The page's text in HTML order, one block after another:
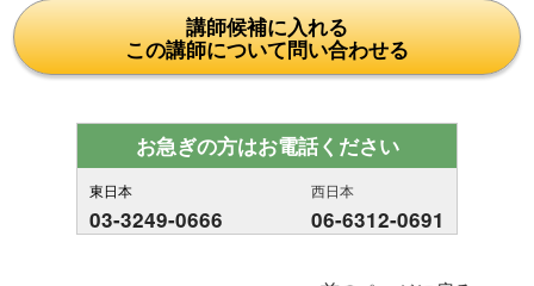
講師候補に入れる
この講師について問い合わせる
お急ぎの方はお電話ください
東日本
03-3249-0666
西日本
06-6312-0691